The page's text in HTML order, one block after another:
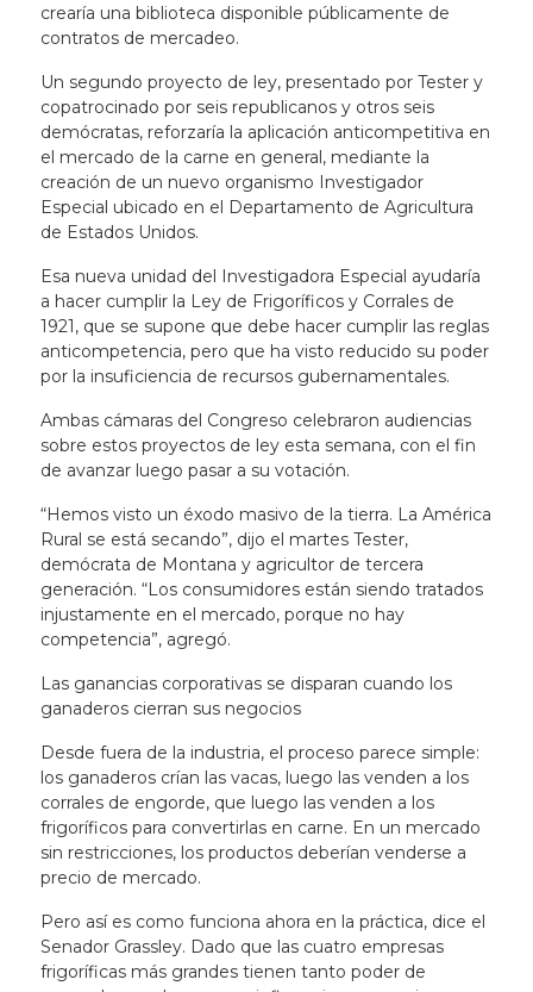
crearía una biblioteca disponible públicamente de
contratos de mercadeo.
Un segundo proyecto de ley, presentado por Tester y
copatrocinado por seis republicanos y otros seis
demócratas, reforzaría la aplicación anticompetitiva en
el mercado de la carne en general, mediante la
creación de un nuevo organismo Investigador
Especial ubicado en el Departamento de Agricultura
de Estados Unidos.
Esa nueva unidad del Investigadora Especial ayudaría
a hacer cumplir la Ley de Frigoríficos y Corrales de
1921, que se supone que debe hacer cumplir las reglas
anticompetencia, pero que ha visto reducido su poder
por la insuficiencia de recursos gubernamentales.
Ambas cámaras del Congreso celebraron audiencias
sobre estos proyectos de ley esta semana, con el fin
de avanzar luego pasar a su votación.
“Hemos visto un éxodo masivo de la tierra. La América
Rural se está secando”, dijo el martes Tester,
demócrata de Montana y agricultor de tercera
generación. “Los consumidores están siendo tratados
injustamente en el mercado, porque no hay
competencia”, agregó.
Las ganancias corporativas se disparan cuando los
ganaderos cierran sus negocios
Desde fuera de la industria, el proceso parece simple:
los ganaderos crían las vacas, luego las venden a los
corrales de engorde, que luego las venden a los
frigoríficos para convertirlas en carne. En un mercado
sin restricciones, los productos deberían venderse a
precio de mercado.
Pero así es como funciona ahora en la práctica, dice el
Senador Grassley. Dado que las cuatro empresas
frigoríficas más grandes tienen tanto poder de